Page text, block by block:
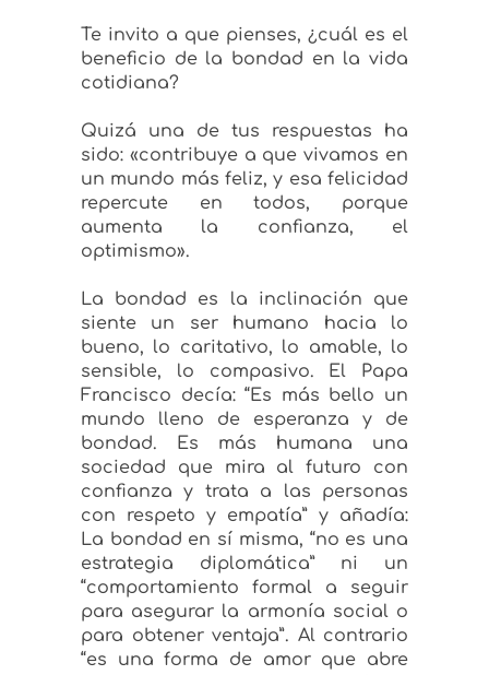
Te invito a que pienses, ¿cuál es el
beneficio de la bondad en la vida
cotidiana?
Quizá una de tus respuestas ha
sido: «contribuye a que vivamos en
un mundo más feliz, y esa felicidad
repercute en todos, porque
aumenta la confianza, el
optimismo».
La bondad es la inclinación que
siente un ser humano hacia lo
bueno, lo caritativo, lo amable, lo
sensible, lo compasivo. El Papa
Francisco decía: “Es más bello un
mundo lleno de esperanza y de
bondad. Es más humana una
sociedad que mira al futuro con
confianza y trata a las personas
con respeto y empatía” y añadía:
La bondad en sí misma, “no es una
estrategia diplomática” ni un
“comportamiento formal a seguir
para asegurar la armonía social o
para obtener ventaja”. Al contrario
“es una forma de amor que abre